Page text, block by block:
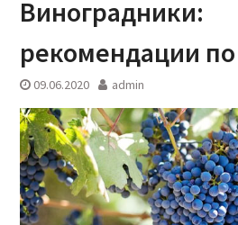
Виноградники:
рекомендации по
09.06.2020 admin